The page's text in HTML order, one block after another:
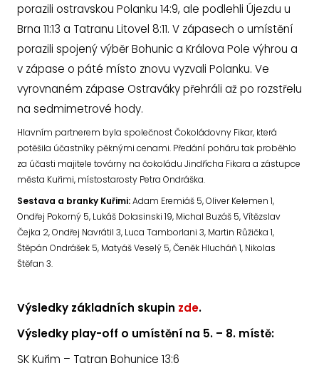
porazili ostravskou Polanku 14:9, ale podlehli Újezdu u
Brna 11:13 a Tatranu Litovel 8:11. V zápasech o umístění
porazili spojený výběr Bohunic a Králova Pole výhrou a
v zápase o páté místo znovu vyzvali Polanku. Ve
vyrovnaném zápase Ostraváky přehráli až po rozstřelu
na sedmimetrové hody.
Hlavním partnerem byla společnost Čokoládovny Fikar, která
potěšila účastníky pěknými cenami. Předání poháru tak proběhlo
za účasti majitele továrny na čokoládu Jindřícha Fikara a zástupce
města Kuřimi, místostarosty Petra Ondráška.
Sestava a branky Kuřimi:Adam Eremiáš 5, Oliver Kelemen 1,
Ondřej Pokorný 5, Lukáš Dolasinski 19, Michal Buzáš 5, Vítězslav
Čejka 2, Ondřej Navrátil 3, Luca Tamborlani 3, Martin Růžička 1,
Štěpán Ondrášek 5, Matyáš Veselý 5, Čeněk Hlucháň 1, Nikolas
Štěfan 3.
Výsledky základních skupin zde.
Výsledky play-off o umístění na 5. – 8. místě:
SK Kuřim – Tatran Bohunice 13:6